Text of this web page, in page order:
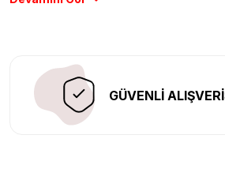
GÜVENLİ